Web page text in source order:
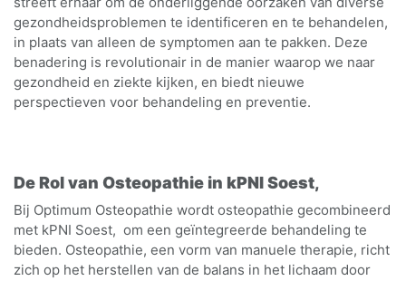
gezondheidsproblemen te identificeren en te behandelen,
in plaats van alleen de symptomen aan te pakken. Deze
benadering is revolutionair in de manier waarop we naar
gezondheid en ziekte kijken, en biedt nieuwe
perspectieven voor behandeling en preventie.
De Rol van Osteopathie in kPNI Soest,
Bij Optimum Osteopathie wordt osteopathie gecombineerd
met kPNI Soest, om een geïntegreerde behandeling te
bieden. Osteopathie, een vorm van manuele therapie, richt
zich op het herstellen van de balans in het lichaam door